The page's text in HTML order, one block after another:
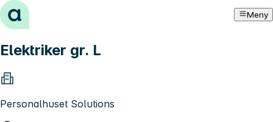
Hopp til innhold Meny
Elektriker gr. L
Personalhuset Solutions